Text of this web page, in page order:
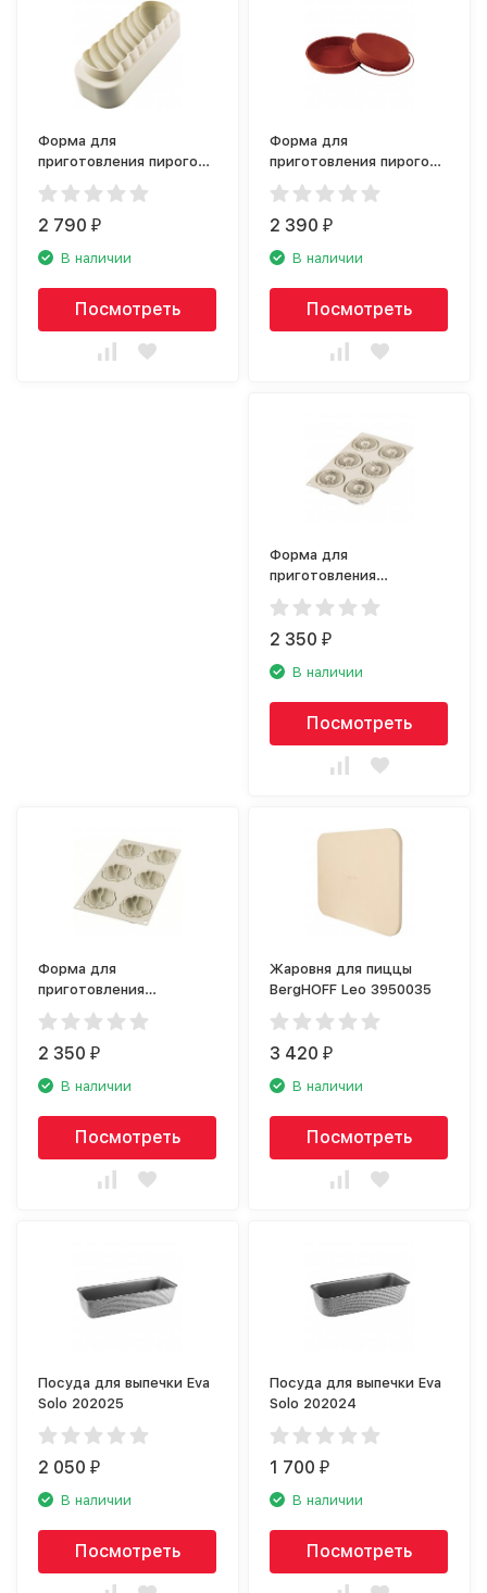
Форма для
приготовления пирогов
Silikomart Meringa
20.360.13.0065
2 790₽
В наличии
Посмотреть
Форма для
приготовления пирогов
Silikomart Stampo
Rotondo 20.126.00.0065
2 390₽
В наличии
Посмотреть
Форма для
приготовления
пирожных Silikomart Mini
Intreccio 26.290.13.0065
2 350₽
В наличии
Посмотреть
Форма для
приготовления
пирожных Silikomart
Bollicine 26.270.13.0065
2 350₽
В наличии
Посмотреть
Жаровня для пиццы
BergHOFF Leo 3950035
3 420₽
В наличии
Посмотреть
Посуда для выпечки Eva
Solo 202025
2 050₽
В наличии
Посмотреть
Посуда для выпечки Eva
Solo 202024
1 700₽
В наличии
Посмотреть